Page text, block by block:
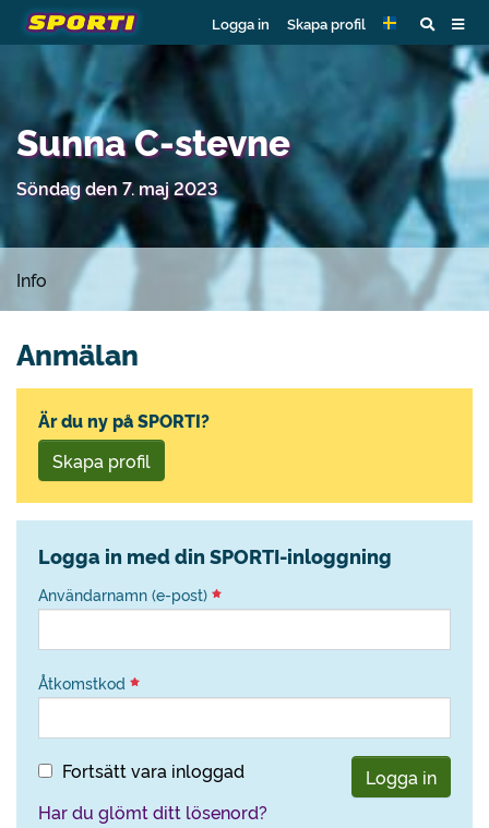
Logga in Skapa profil
Sunna C-stevne
Söndag den 7. maj 2023
Info
Anmälan
Är du ny på SPORTI?
Skapa profil
Logga in med din SPORTI-inloggning
Användarnamn (e-post)
Åtkomstkod
Fortsätt vara inloggad
Logga in
Har du glömt ditt lösenord?